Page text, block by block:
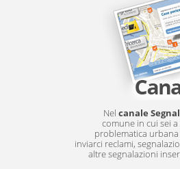
Nelcanale
comune in cui sei
problematica
inviarci reclami,
altre segnalazioni